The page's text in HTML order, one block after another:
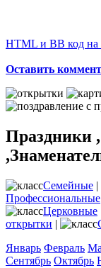
HTML и BB код на
Оставить
Праздники
Семейные |
Профессиональные
Церковные
открытки |
Январь Февраль
Сентябрь Октябрь